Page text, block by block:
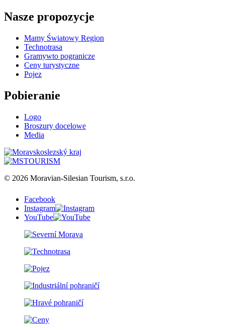
Nasze propozycje
Mamy Światowy Region
Technotrasa
Gramywto pogranicze
Ceny turystyczne
Pojez
Pobieranie
Logo
Broszury docelowe
Media
© 2026 Moravian-Silesian Tourism, s.r.o.
Facebook
Instagram
YouTube